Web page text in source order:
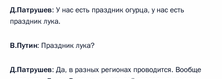
Д.Патрушев: У нас есть праздник огурца, у нас есть
праздник лука.
В.Путин: Праздник лука?
Д.Патрушев: Да, в разных регионах проводится. Вообще